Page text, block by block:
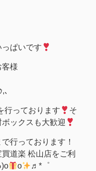
ぱいです
客様
,､
行っております
そ
ックスも大歓迎
行っております！
道楽 松山店をご利
o ♬*゜